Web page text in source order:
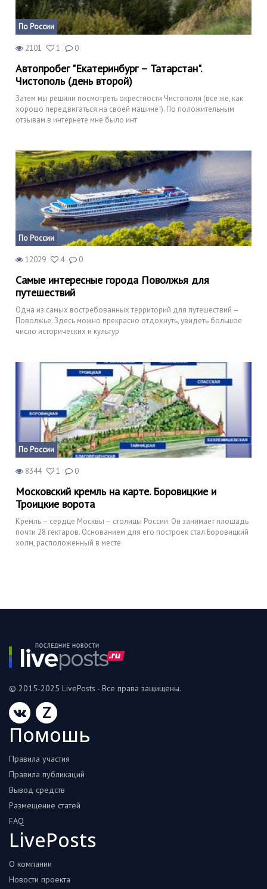
По России
2101 1 0
Автопробег "Екатеринбург – Татарстан".
Чистополь (день второй)
Затем мы решили посмотреть окрестности Чистополя (все же, как
хорошо передвигаться на своей машине!). По положительным
отзывам в интернете мне было инт
По России
12029 4 0
Самые интересные города Поволжья для
путешествий
Одна из самых востребованных территорий для путешествий –
Поволжье. Здесь можно прекрасно отдохнуть, увидеть большое
число исторических и культур
По России
8344 1 0
Московский кремль на карте. Боровицкие и
Троицкие ворота
Кремль – сердце Москвы – столицы России. Он занимает площадь
почти 28 гектаров. Основанием для его построек стал Боровицкий
холм, расположенный в месте
© 2015-2025 LivePosts - Все права защищены.
Z
Помошь
Правила участия
Правила публикаций
Вывод средств
Размещение статей
FAQ
LivePosts
О компании
Новости проекта